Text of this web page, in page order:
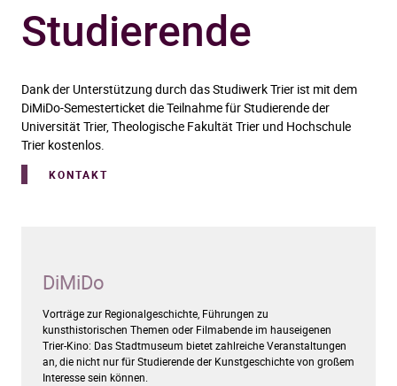
Studierende
Dank der Unterstützung durch das Studiwerk Trier ist mit dem
DiMiDo-Semesterticket die Teilnahme für Studierende der
Universität Trier, Theologische Fakultät Trier und Hochschule
Trier kostenlos.
KONTAKT
DiMiDo
Vorträge zur Regionalgeschichte, Führungen zu
kunsthistorischen Themen oder Filmabende im hauseigenen
Trier-Kino: Das Stadtmuseum bietet zahlreiche Veranstaltungen
an, die nicht nur für Studierende der Kunstgeschichte von großem
Interesse sein können.